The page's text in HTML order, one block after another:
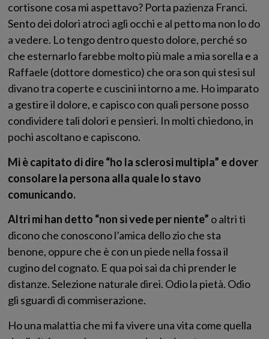
cortisone cosa mi aspettavo? Porta pazienza Franci.
Sento dei dolori atroci agli occhi e al petto ma non lo do
a vedere. Lo tengo dentro questo dolore, perché so
che esternarlo farebbe molto più male a mia sorella e a
Raffaele (dottore domestico) che ora son qui stesi sul
divano tra coperte e cuscini intorno a me. Ho imparato
a gestire il dolore, e capisco con quali persone posso
condividere tali dolori e pensieri. In molti chiedono, in
pochi ascoltano e capiscono.
Mi è capitato di dire “ho la sclerosi multipla” e dover
consolare la persona alla quale lo stavo
comunicando.
Altri mi han detto “non si vede per niente” o altri ti
dicono che conoscono l’amica dello zio che sta
benone, oppure che è con un piede nella fossa il
cugino del cognato. E qua poi sai da chi prender le
distanze. Selezione naturale direi. Odio la pietà. Odio
gli sguardi di commiserazione.
Ho una malattia che mi fa vivere una vita come quella